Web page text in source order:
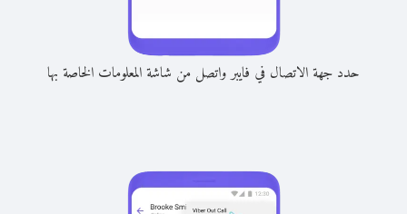
حدد جهة الاتصال في فايبر واتصل من شاشة المعلومات الخاصة بها